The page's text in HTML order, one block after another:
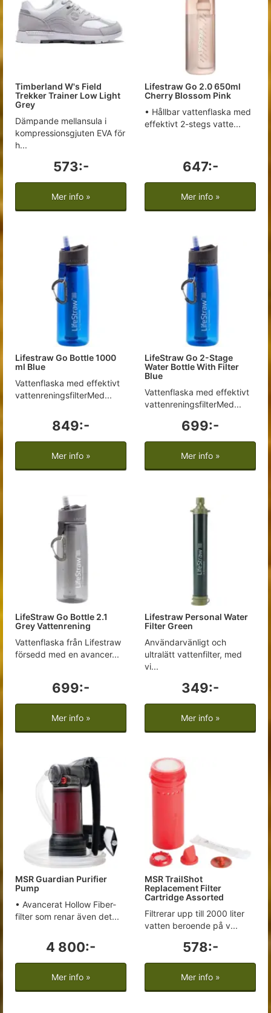
Timberland W's Field
Trekker Trainer Low Light
Grey
Dämpande mellansula i
kompressionsgjuten EVA för
h...
573:-
Mer info »
Lifestraw Go 2.0 650ml
Cherry Blossom Pink
• Hållbar vattenflaska med
effektivt 2-stegs vatte...
647:-
Mer info »
Lifestraw Go Bottle 1000
ml Blue
Vattenflaska med effektivt
vattenreningsfilterMed...
849:-
Mer info »
LifeStraw Go 2-Stage
Water Bottle With Filter
Blue
Vattenflaska med effektivt
vattenreningsfilterMed...
699:-
Mer info »
LifeStraw Go Bottle 2.1
Grey Vattenrening
Vattenflaska från Lifestraw
försedd med en avancer...
699:-
Mer info »
Lifestraw Personal Water
Filter Green
Användarvänligt och
ultralätt vattenfilter, med
vi...
349:-
Mer info »
MSR Guardian Purifier
Pump
• Avancerat Hollow Fiber-
filter som renar även det...
4 800:-
Mer info »
MSR TrailShot
Replacement Filter
Cartridge Assorted
Filtrerar upp till 2000 liter
vatten beroende på v...
578:-
Mer info »